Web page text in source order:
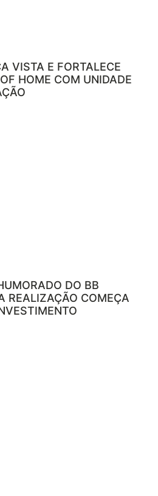
VISTA E FORTALECE
HOME COM UNIDADE
DO BB
REALIZAÇÃO COMEÇA